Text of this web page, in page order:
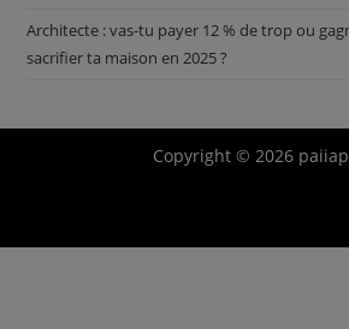
Architecte : vas-tu payer 12 % de trop ou
sacrifier ta maison en 2025 ?
Copyright © 2026